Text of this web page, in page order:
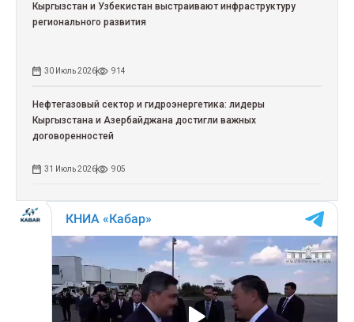
Кыргызстан и Узбекистан выстраивают инфраструктуру
регионального развития
30 Июль 2026 914
Нефтегазовый сектор и гидроэнергетика: лидеры
Кыргызстана и Азербайджана достигли важных
договоренностей
31 Июль 2026 905